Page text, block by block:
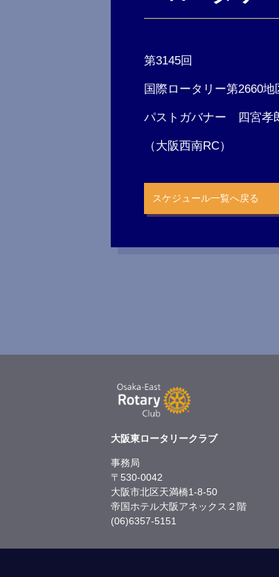
第3145回
国際ロータリー第2660地
パストガバナー 四宮孝
（大阪西南RC）
スケジュール一覧へ戻る
大阪東ロータリークラブ
事務局
〒530-0042
大阪市北区天満橋1-8-50
帝国ホテル大阪アネックス２階
(06)6357-5151